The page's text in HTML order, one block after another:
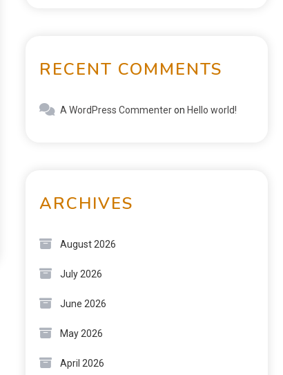
Confort et Innovation
RECENT COMMENTS
A WordPress Commenteron Hello world!
ARCHIVES
August 2026
July 2026
June 2026
May 2026
April 2026